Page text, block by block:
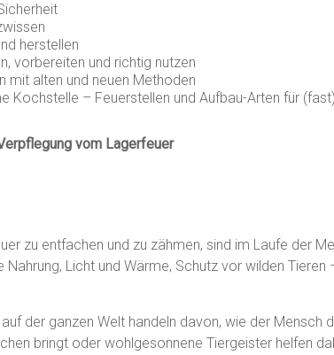
herstellen
vorbereiten und richtig nutzen
mit alten und neuen Methoden
Kochstelle – Feuerstellen und Aufbau-Arten für
vom Lagerfeuer
zu entfachen und zu zähmen, sind im Laufe der
Nahrung, Licht und Wärme, Schutz vor wilden
der ganzen Welt handeln davon, wie der
bringt oder wohlgesonnene Tiergeister helfen